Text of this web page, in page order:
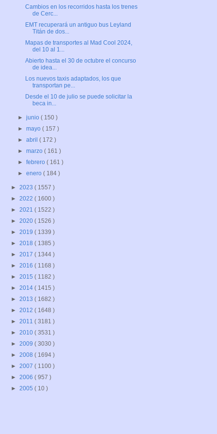
Cambios en los recorridos hasta los trenes
de Cerc...
EMT recuperará un antiguo bus Leyland
Titán de dos...
Mapas de transportes al Mad Cool 2024,
del 10 al 1...
Abierto hasta el 30 de octubre el concurso
de idea...
Los nuevos taxis adaptados, los que
transportan pe...
Desde el 10 de julio se puede solicitar la
beca in...
►junio( 150 )
►mayo( 157 )
►abril( 172 )
►marzo( 161 )
►febrero( 161 )
►enero( 184 )
► 2023 ( 1557 )
► 2022 ( 1600 )
► 2021 ( 1522 )
► 2020 ( 1526 )
► 2019 ( 1339 )
► 2018 ( 1385 )
► 2017 ( 1344 )
► 2016 ( 1168 )
► 2015 ( 1182 )
► 2014 ( 1415 )
► 2013 ( 1682 )
► 2012 ( 1648 )
► 2011 ( 3181 )
► 2010 ( 3531 )
► 2009 ( 3030 )
► 2008 ( 1694 )
► 2007 ( 1100 )
► 2006 ( 957 )
► 2005 ( 10 )